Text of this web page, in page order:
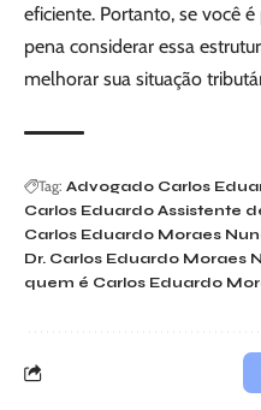
eficiente. Portanto, se você
pena considerar essa
melhorar sua situação
Tag: Advogado Carlos
Carlos Eduardo Assistente
Carlos Eduardo Moraes
Dr. Carlos Eduardo Moraes
quem é Carlos Eduardo